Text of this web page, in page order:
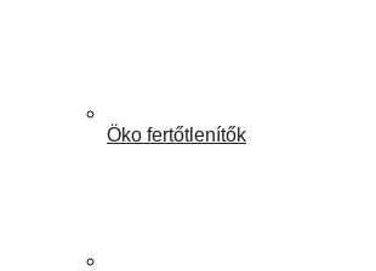
Öko fertőtlenítők